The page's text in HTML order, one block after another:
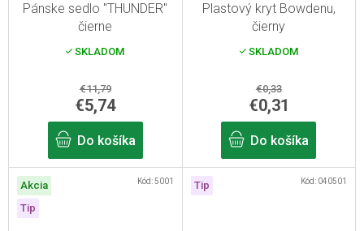
Pánske sedlo "THUNDER"
čierne
SKLADOM
€11,79
€5,74
Do košíka
Plastový kryt Bowdenu,
čierny
SKLADOM
€0,33
€0,31
Do košíka
Akcia
Tip
Kód:5001 Tip Kód: 040501